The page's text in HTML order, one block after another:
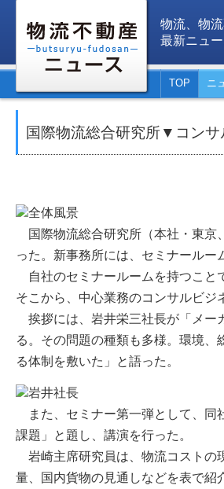
物流、物
最新ニュ
TOP ニ
国際物流総合研究所▼コン
国際物流総合研究所（本社・東京
った。新事務所には、セミナールー
自社のセミナールームを持つこと
そこから、中心業務のコンサルビジ
挨拶には、岩井栄三社長が「メー
る。その問題の種類も多様。環境
る体制を敷いた」と語った。
また、セミナー第一弾として、同
課題」と題し、講演を行った。
岩崎主席研究員は、物流コストの
量、国内貨物の見通しなどを表で紹